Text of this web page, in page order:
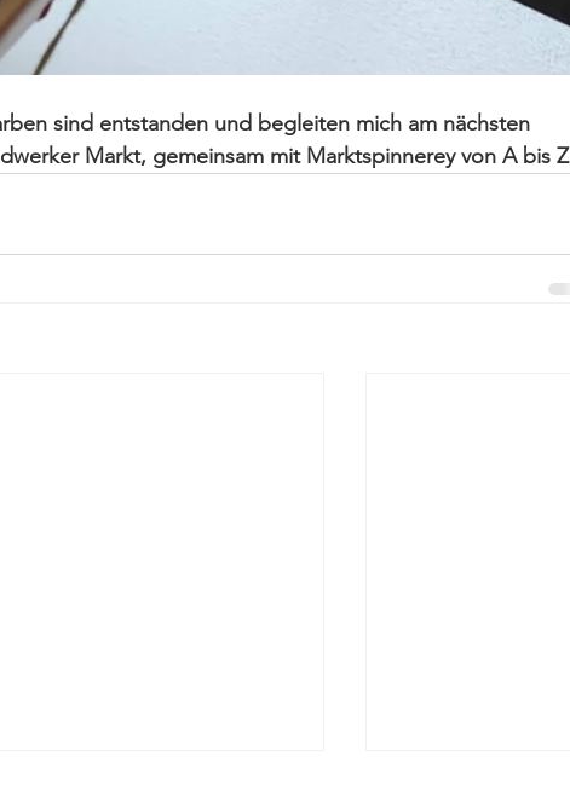
sind entstanden und begleiten mich am nächsten
Markt, gemeinsam mit Marktspinnerey von A bis Z